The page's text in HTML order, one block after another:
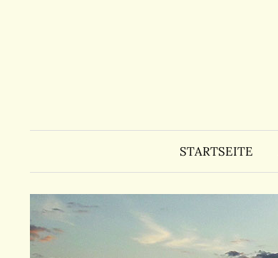
STARTSEITE